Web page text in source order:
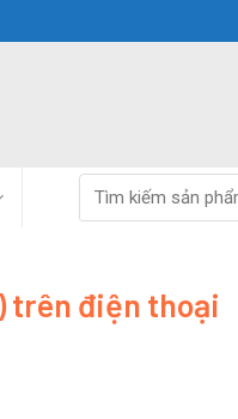
kiếm:
trên điện thoại